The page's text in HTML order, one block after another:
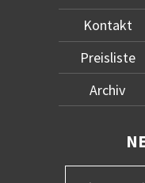
Kontakt
Preisliste
Archiv